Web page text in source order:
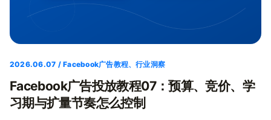
2026.06.07 / Facebook广告教程、行业洞察
Facebook广告投放教程07：预算、竞价、学
习期与扩量节奏怎么控制